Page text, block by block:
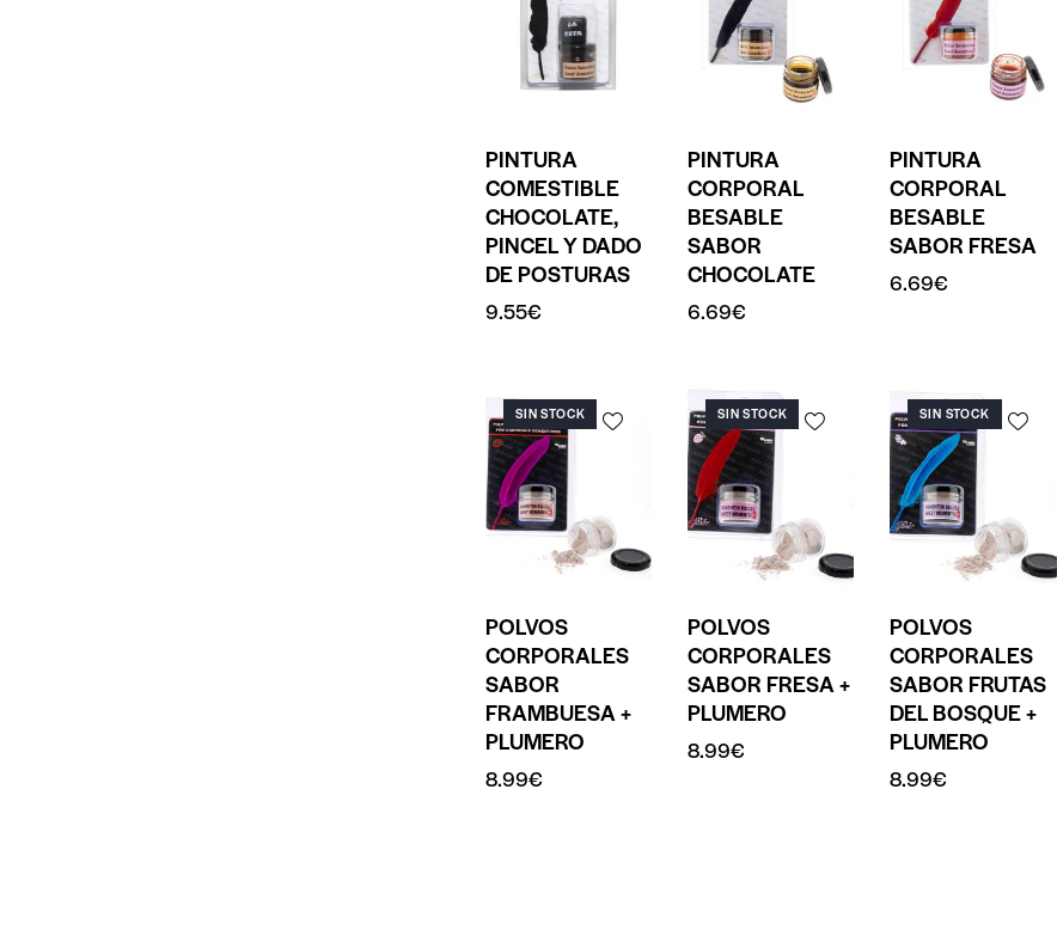
PINTURA
COMESTIBLE
CHOCOLATE,
PINCEL Y DADO
DE POSTURAS
9.55€
PINTURA
CORPORAL
BESABLE
SABOR
CHOCOLATE
6.69€
PINTURA
CORPORAL
BESABLE
SABOR FRESA
6.69€
SIN STOCK
POLVOS
CORPORALES
SABOR
FRAMBUESA +
PLUMERO
8.99€
SIN STOCK
POLVOS
CORPORALES
SABOR FRESA +
PLUMERO
8.99€
SIN STOCK
POLVOS
CORPORALES
SABOR FRUTAS
DEL BOSQUE +
PLUMERO
8.99€